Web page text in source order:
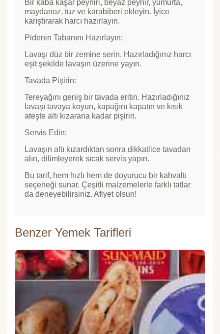
Bir kaba kaşar peyniri, beyaz peynir, yumurta,
maydanoz, tuz ve karabiberi ekleyin. İyice
karıştırarak harcı hazırlayın.
Pidenin Tabanını Hazırlayın:
Lavaşı düz bir zemine serin. Hazırladığınız harcı
eşit şekilde lavaşın üzerine yayın.
Tavada Pişirin:
Tereyağını geniş bir tavada eritin. Hazırladığınız
lavaşı tavaya koyun, kapağını kapatın ve kısık
ateşte altı kızarana kadar pişirin.
Servis Edin:
Lavaşın altı kızardıktan sonra dikkatlice tavadan
alın, dilimleyerek sıcak servis yapın.
Bu tarif, hem hızlı hem de doyurucu bir kahvaltı
seçeneği sunar. Çeşitli malzemelerle farklı tatlar
da deneyebilirsiniz. Afiyet olsun!
Benzer Yemek Tarifleri